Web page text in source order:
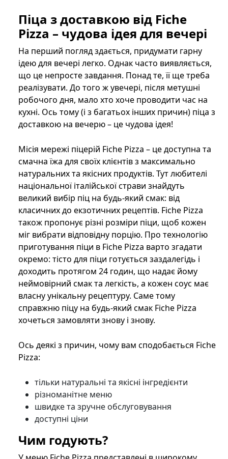
Піца з доставкою від Fiche
Pizza – чудова ідея для вечері
На перший погляд здається, придумати гарну
ідею для вечері легко. Однак часто виявляється,
що це непросте завдання. Понад те, її ще треба
реалізувати. До того ж увечері, після метушні
робочого дня, мало хто хоче проводити час на
кухні. Ось тому (і з багатьох інших причин) піца з
доставкою на вечерю – це чудова ідея!
Місія мережі піцерій Fiche Pizza – це доступна та
смачна їжа для своїх клієнтів з максимально
натуральних та якісних продуктів. Тут любителі
національної італійської страви знайдуть
великий вибір піц на будь-який смак: від
класичних до екзотичних рецептів. Fiche Pizza
також пропонує різні розміри піци, щоб кожен
міг вибрати відповідну порцію. Про технологію
приготування піци в Fiche Pizza варто згадати
окремо: тісто для піци готується заздалегідь і
доходить протягом 24 годин, що надає йому
неймовірний смак та легкість, а кожен соус має
власну унікальну рецептуру. Саме тому
справжню піцу на будь-який смак Fiche Pizza
хочеться замовляти знову і знову.
Ось деякі з причин, чому вам сподобається Fiche
Pizza:
тільки натуральні та якісні інгредієнти
різноманітне меню
швидке та зручне обслуговування
доступні ціни
Чим годують?